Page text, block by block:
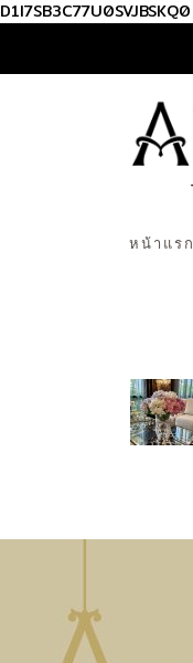
D1I7SB3C77U0SVJBSKQ0
หน้าแรก